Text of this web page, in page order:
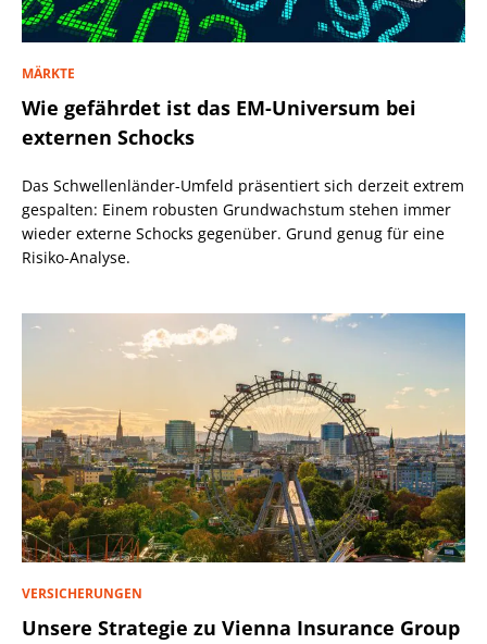
MÄRKTE
Wie gefährdet ist das EM-Universum bei
externen Schocks
Das Schwellenländer-Umfeld präsentiert sich derzeit extrem
gespalten: Einem robusten Grundwachstum stehen immer
wieder externe Schocks gegenüber. Grund genug für eine
Risiko-Analyse.
VERSICHERUNGEN
Unsere Strategie zu Vienna Insurance Group